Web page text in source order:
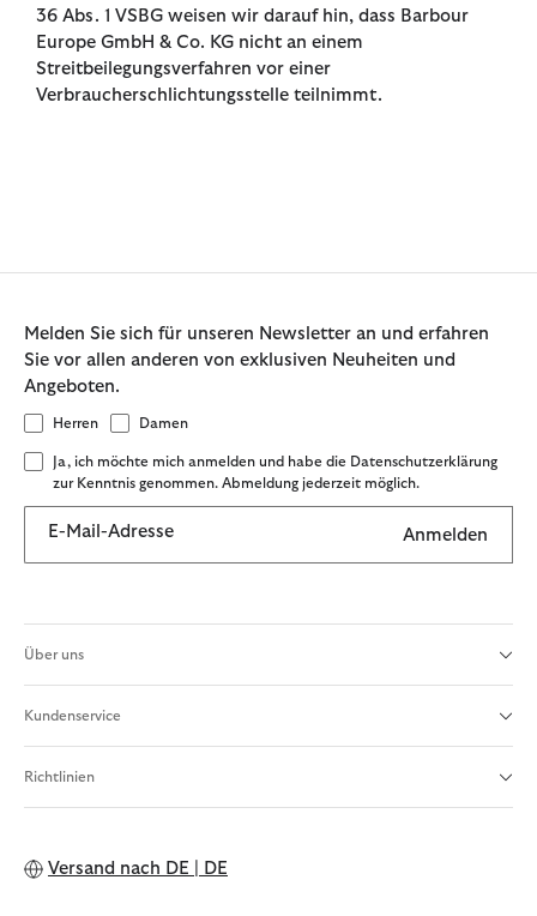
36 Abs. 1 VSBG weisen wir darauf hin, dass Barbour
Europe GmbH & Co. KG nicht an einem
Streitbeilegungsverfahren vor einer
Verbraucherschlichtungsstelle teilnimmt.
Melden Sie sich für unseren Newsletter an und erfahren
Sie vor allen anderen von exklusiven Neuheiten und
Angeboten.
Herren Damen
Ja, ich möchte mich anmelden und habe die Datenschutzerklärung
zur Kenntnis genommen. Abmeldung jederzeit möglich.
E-Mail-Adresse Anmelden
Über uns
Kundenservice
Richtlinien
Versand nach DE | DE